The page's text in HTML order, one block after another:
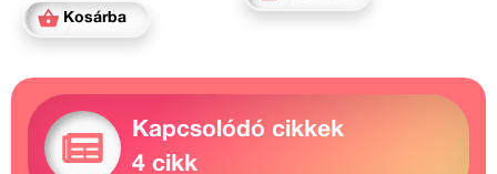
Kosárba
Kapcsolódó cikkek
4 cikk